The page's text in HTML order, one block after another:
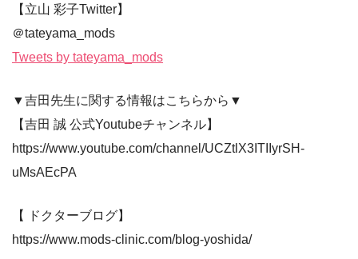
【立山 彩子Twitter】
＠tateyama_mods
Tweets by tateyama_mods
▼吉田先生に関する情報はこちらから▼
【吉田 誠 公式Youtubeチャンネル】
https://www.youtube.com/channel/UCZtlX3ITIIyrSH-
uMsAEcPA
【 ドクターブログ】
https://www.mods-clinic.com/blog-yoshida/